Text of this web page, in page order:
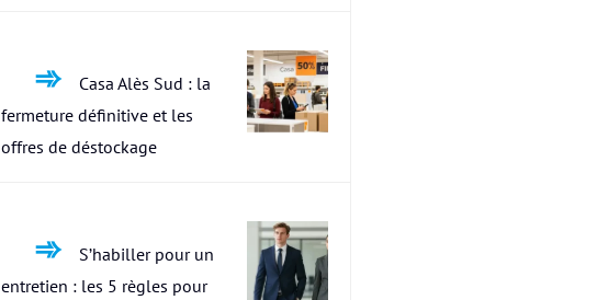
Casa Alès Sud : la
fermeture définitive et les
offres de déstockage
S’habiller pour un
entretien : les 5 règles pour